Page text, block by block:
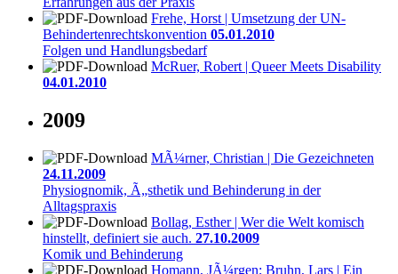
Frehe, Horst | Umsetzung der UN-
Behindertenrechtskonvention 05.01.2010
Folgen und Handlungsbedarf
McRuer, Robert | Queer Meets Disability
04.01.2010
2009
MÃ¼rner, Christian | Die Gezeichneten
24.11.2009
Physiognomik, Ã„sthetik und Behinderung in der
Alltagspraxis
Bollag, Esther | Wer die Welt komisch
hinstellt, definiert sie auch. 27.10.2009
Komik und Behinderung
Homann, JÃ¼rgen; Bruhn, Lars | Ein